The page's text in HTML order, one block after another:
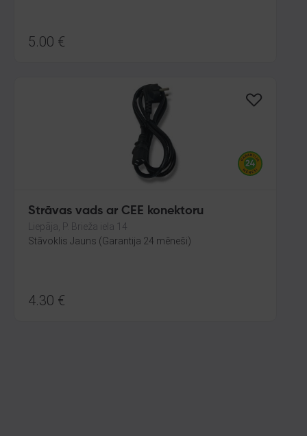
5.00 €
Strāvas vads ar CEE konektoru
Liepāja, P. Brieža iela 14
Stāvoklis Jauns (Garantija 24 mēneši)
4.30 €